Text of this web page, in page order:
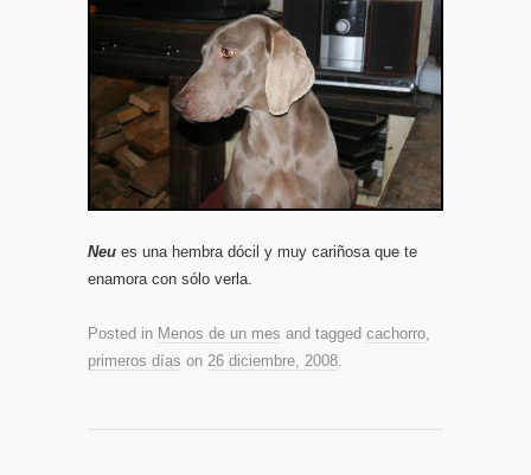
Neu es una hembra dócil y muy cariñosa que te
enamora con sólo verla.
Posted in Menos de un mes and tagged cachorro,
primeros días on 26 diciembre, 2008.